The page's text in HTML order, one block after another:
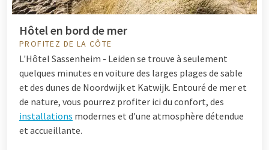
Hôtel en bord de mer
PROFITEZ DE LA CÔTE
L'Hôtel Sassenheim - Leiden se trouve à seulement
quelques minutes en voiture des larges plages de sable
et des dunes de Noordwijk et Katwijk. Entouré de mer et
de nature, vous pourrez profiter ici du confort, des
installations modernes et d'une atmosphère détendue
et accueillante.